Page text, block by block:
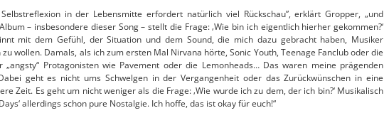
in der Lebensmitte erfordert natürlich viel Rückschau”, erklärt Gropper, „und
– insbesondere dieser Song – stellt die Frage: ‚Wie bin ich eigentlich hierher gekommen?‘
mit dem Gefühl, der Situation und dem Sound, die mich dazu gebracht haben, Musiker
wollen. Damals, als ich zum ersten Mal Nirvana hörte, Sonic Youth, Teenage Fanclub oder die
„angsty“ Protagonisten wie Pavement oder die Lemonheads… Das waren meine prägenden
geht es nicht ums Schwelgen in der Vergangenheit oder das Zurückwünschen in eine
Zeit. Es geht um nicht weniger als die Frage: ‚Wie wurde ich zu dem, der ich bin?‘ Musikalisch
allerdings schon pure Nostalgie. Ich hoffe, das ist okay für euch!“